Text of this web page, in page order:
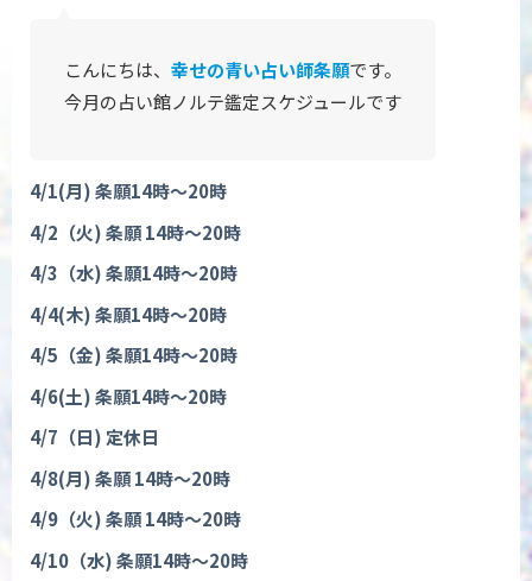
こんにちは、 幸せの青い占い師条願です。
今月の占い館ノルテ鑑定スケジュールです
4/1(月)条願14時〜20時
4/2 （火)条願14時〜20時
4/3 （水)条願14時〜20時
4/4(木)条願14時〜20時
4/5 （金)条願14時〜20時
4/6(土)条願14時〜20時
4/7 （日)定休日
4/8(月)条願14時〜20時
4/9 （火)条願14時〜20時
4/10 （水)条願14時〜20時